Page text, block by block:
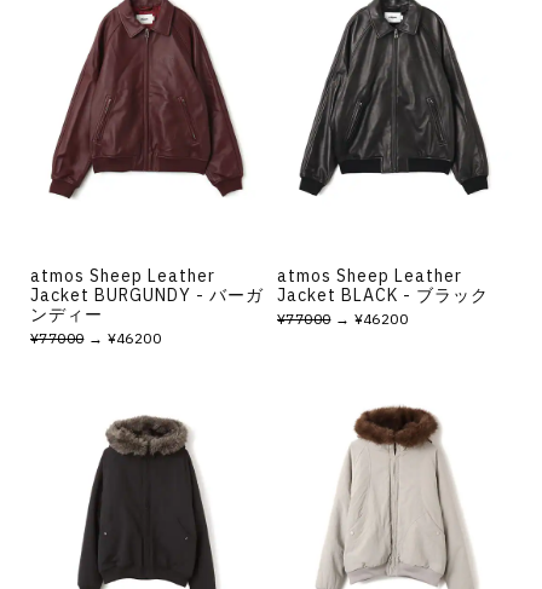
atmos Sheep Leather
Jacket BURGUNDY - バーガ
ンディー
¥77000→ ¥46200
atmos Sheep Leather
Jacket BLACK - ブラック
¥77000→ ¥46200